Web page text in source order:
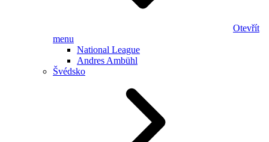
Otevřít
menu
National League
Andres Ambühl
Švédsko